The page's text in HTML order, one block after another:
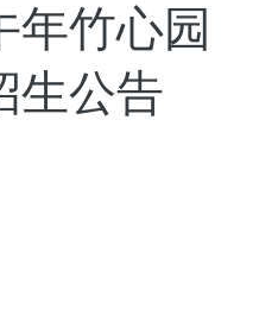
年竹心园
生公告